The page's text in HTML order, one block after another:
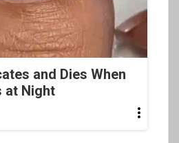
and Dies When
at Night